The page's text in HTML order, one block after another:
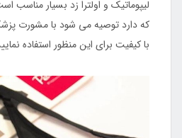
لیپوماتیک و اولترا زد بسیار مناسب
که دارد توصیه می شود با مشورت
با کیفیت برای این منظور استفاده